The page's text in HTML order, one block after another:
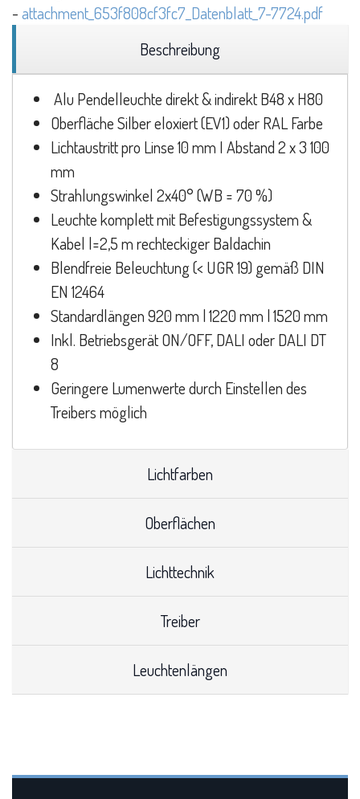
-attachment_653f808cf3fc7_Datenblatt_7-7724.pdf
Beschreibung
Alu Pendelleuchte direkt & indirekt B48 x H80
Oberfläche Silber eloxiert (EV1) oder RAL Farbe
Lichtaustritt pro Linse 10 mm I Abstand 2 x 3 100
mm
Strahlungswinkel 2x40° (WB = 70 %)
Leuchte komplett mit Befestigungssystem &
Kabel l=2,5 m rechteckiger Baldachin
Blendfreie Beleuchtung (< UGR 19) gemäß DIN
EN 12464
Standardlängen 920 mm | 1220 mm | 1520 mm
Inkl. Betriebsgerät ON/OFF, DALI oder DALI DT
8
Geringere Lumenwerte durch Einstellen des
Treibers möglich
Lichtfarben
Oberflächen
Lichttechnik
Treiber
Leuchtenlängen